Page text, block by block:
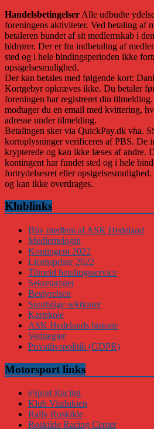
Handelsbetingelser Alle udbudte
foreningens aktiviteter. Ved betaling af
betaleren bundet af sit medlemskab i
hidrører. Der er fra indbetaling af
sted og i hele bindingsperioden ikke
opsigelsesmulighed.
Der kan betales med følgende kort:
Kortgebyr opkræves ikke. Du betaler
foreningen har registreret din
modtager du en email med kvittering,
adresse under tilmelding.
Betalingen sker via QuickPay.dk vha.
kortoplysninger verificeres af PBS. De
krypterede og kan ikke læses af andre.
kontingent har fundet sted og i hele
fortrydelsesret eller
og kan ikke overdrages.
Klublinks
Bliv medlem af ASK Hedeland
Medlemslogin
Kontingent 2022
Licenspriser 2022
Tilmeld betalingsservice
Sekretariatet
Bestyrelsen
Sportslige sektioner
Kartskole
ASK Hedelands historie
Vedtægter
Privatlivspolitik (GDPR)
Motorsport links
eSport Racing
Klub Viadukten
Rally Roskilde
Roskilde Racing Center